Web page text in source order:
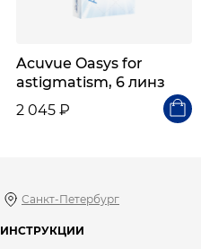
Acuvue Oasys for
astigmatism, 6 линз
2 045 ₽
Санкт-Петербург
ИНСТРУКЦИИ